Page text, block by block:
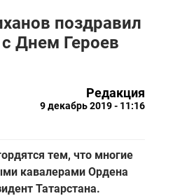
поздравил
Днем Героев
Редакция
9 декабрь 2019 - 11:16
тем, что многие
кавалерами Ордена
Татарстана.